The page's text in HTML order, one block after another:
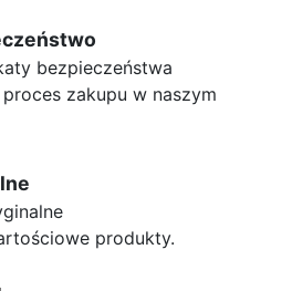
bezpieczeństwa
zakupu w naszym
produkty.